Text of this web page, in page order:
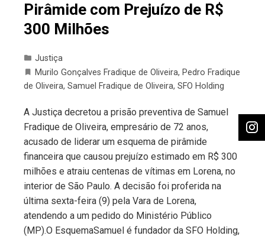
Pirâmide com Prejuízo de R$
300 Milhões
Justiça
Murilo Gonçalves Fradique de Oliveira, Pedro Fradique
de Oliveira, Samuel Fradique de Oliveira, SFO Holding
A Justiça decretou a prisão preventiva de Samuel
Fradique de Oliveira, empresário de 72 anos,
acusado de liderar um esquema de pirâmide
financeira que causou prejuízo estimado em R$ 300
milhões e atraiu centenas de vítimas em Lorena, no
interior de São Paulo. A decisão foi proferida na
última sexta-feira (9) pela Vara de Lorena,
atendendo a um pedido do Ministério Público
(MP).O EsquemaSamuel é fundador da SFO Holding,